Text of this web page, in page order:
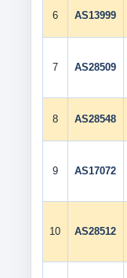
6 AS13999
7 AS28509
8 AS28548
9 AS17072
10 AS28512